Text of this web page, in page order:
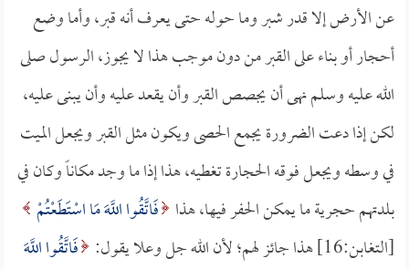
عن الأرض إلا قدر شبر وما حوله حتى يعرف أنه قبر، وأما وضع
أحجار أو بناء على القبر من دون موجب هذا لا يجوز، الرسول صلى
الله عليه وسلم نهى أن يجصص القبر وأن يقعد عليه وأن يبنى عليه،
لكن إذا دعت الضرورة يجمع الحصى ويكون مثل القبر ويجعل الميت
في وسطه ويجعل فوقه الحجارة تغطيه، هذا إذا ما وجد مكاناً وكان في
بلدتهم حجرية ما يمكن الحفر فيها، هذا فَاتَّقُوا اللَّهَ مَا اسْتَطَعْتُمْ
[التغابن:16] هذا جائز لهم؛ لأن الله جل وعلا يقول:
فَاتَّقُوا اللَّهَ